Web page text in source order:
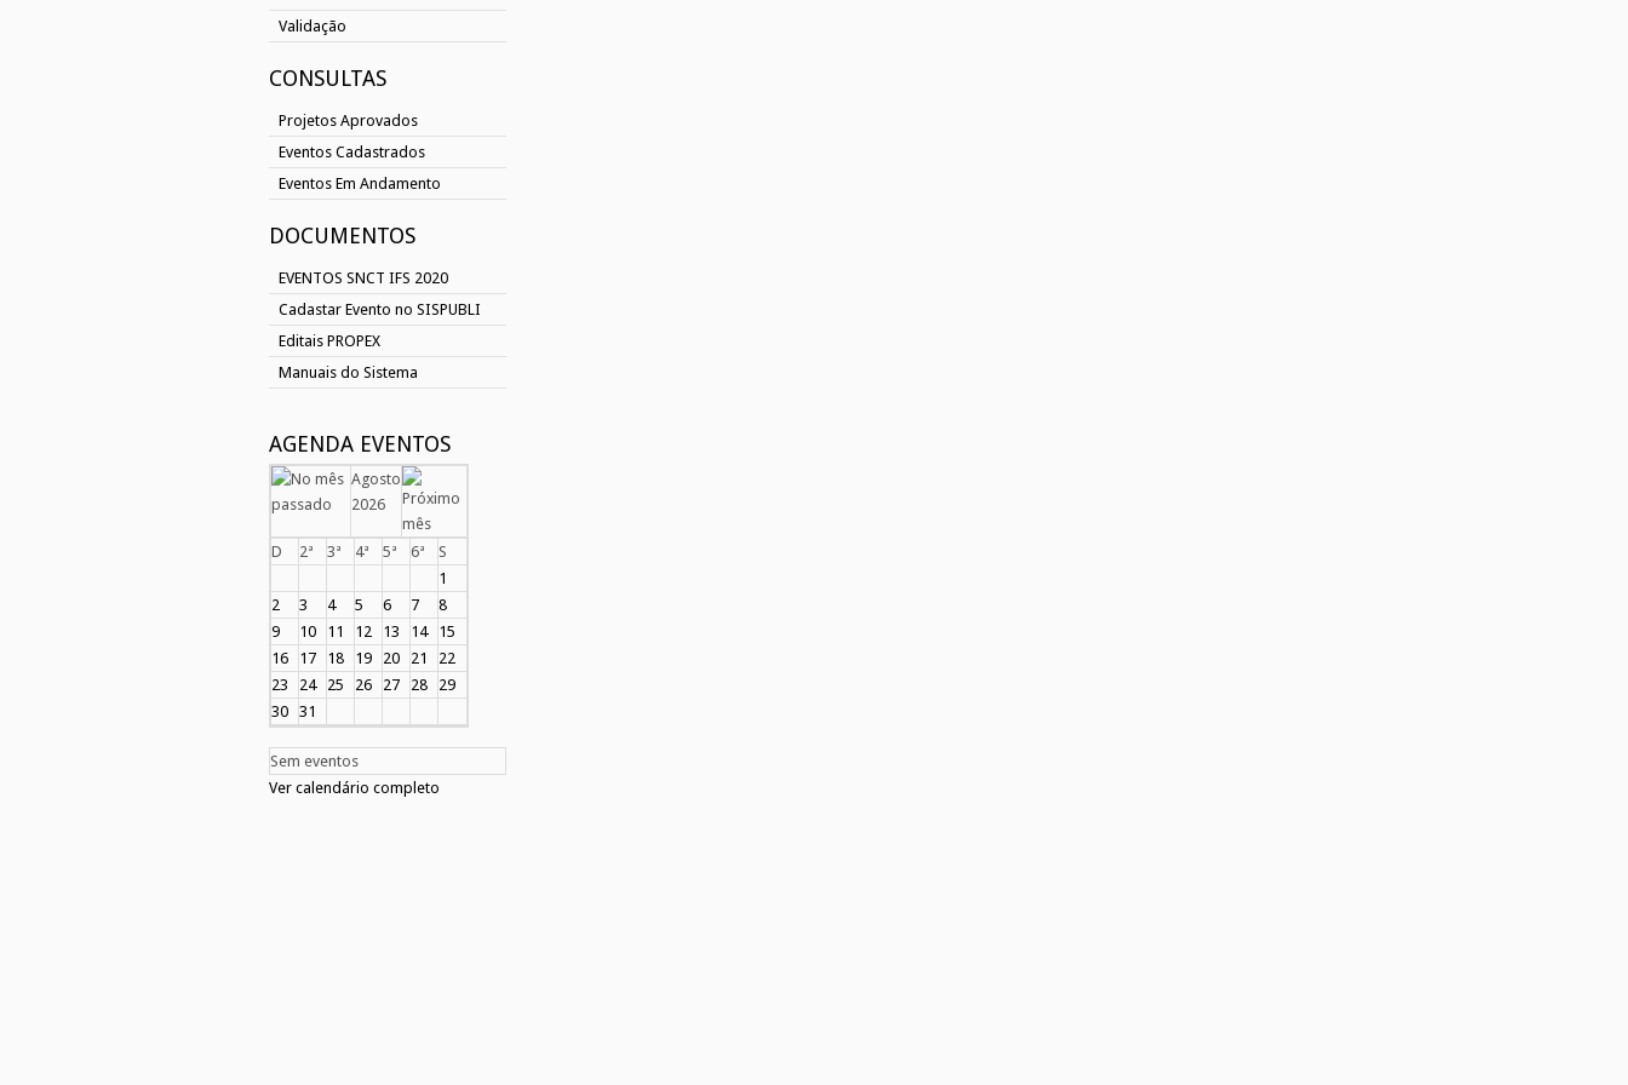
Validação
CONSULTAS
Projetos Aprovados
Eventos Cadastrados
Eventos Em Andamento
DOCUMENTOS
EVENTOS SNCT IFS 2020
Cadastar Evento no SISPUBLI
Editais PROPEX
Manuais do Sistema
AGENDA EVENTOS
Agosto
2026
D 2ª 3ª 4ª 5ª 6ª
S
1
2
3 4 5 6 7
8
9
10 11 12 13 14
15
16
17 18 19 20 21
22
23
24 25 26 27 28
29
30 31
Sem eventos
Ver calendário completo